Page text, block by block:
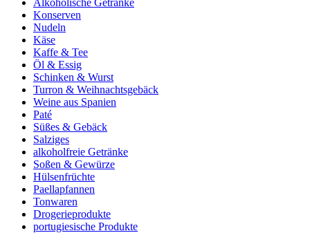
Alkoholische Getränke
Konserven
Nudeln
Käse
Kaffe & Tee
Öl & Essig
Schinken & Wurst
Turron & Weihnachtsgebäck
Weine aus Spanien
Paté
Süßes & Gebäck
Salziges
alkoholfreie Getränke
Soßen & Gewürze
Hülsenfrüchte
Paellapfannen
Tonwaren
Drogerieprodukte
portugiesische Produkte